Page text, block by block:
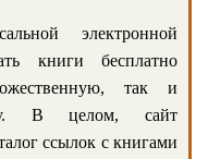
электронной
книги бесплатно
так и
В целом, сайт
ссылок с книгами